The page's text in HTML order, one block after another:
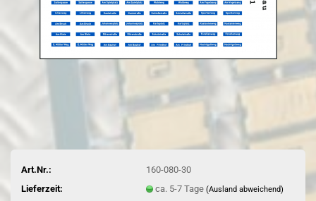
Art.Nr.:
160-080-30
Lieferzeit:
ca. 5-7 Tage (Ausland abweichend)